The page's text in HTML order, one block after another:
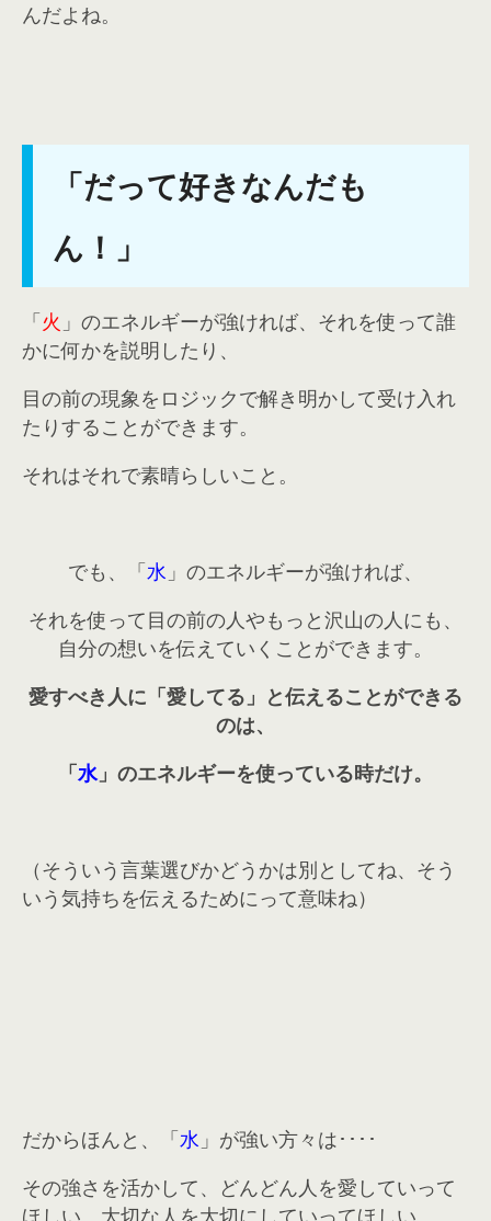
んだよね。
「だって好きなんだも
ん！」
「火 」のエネルギーが強ければ、それを使って誰
かに何かを説明したり、
目の前の現象をロジックで解き明かして受け入れ
たりすることができます。
それはそれで素晴らしいこと。
でも、「水 」のエネルギーが強ければ、
それを使って目の前の人やもっと沢山の人にも、
自分の想いを伝えていくことができます。
愛すべき人に「愛してる」と伝えることができる
のは、
「水」のエネルギーを使っている時だけ。
（そういう言葉選びかどうかは別としてね、そう
いう気持ちを伝えるためにって意味ね）
だからほんと、「水 」が強い方々は････
その強さを活かして、どんどん人を愛していって
ほしい。大切な人を大切にしていってほしい。